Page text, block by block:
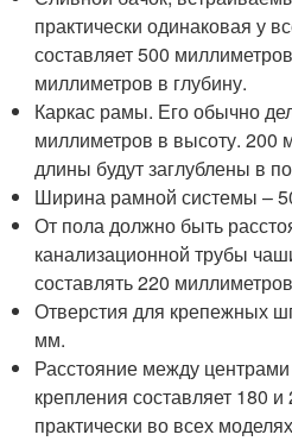
практически одинаковая у
составляет 500
миллиметров в глубину.
Каркас рамы. Его обычно
миллиметров в высоту. 200
длины будут заглублены в
Ширина рамной системы –
От пола должно быть
канализационной трубы
составлять 220
Отверстия для крепежных
мм.
Расстояние между
крепления составляет 180
практически во всех